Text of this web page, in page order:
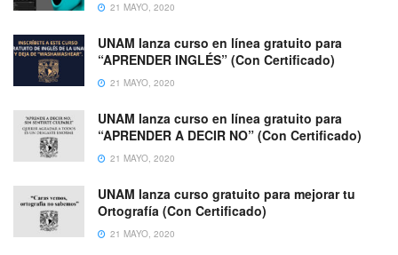
21 MAYO, 2020
UNAM lanza curso en línea gratuito para
“APRENDER INGLÉS” (Con Certificado)
21 MAYO, 2020
UNAM lanza curso en línea gratuito para
“APRENDER A DECIR NO” (Con Certificado)
21 MAYO, 2020
UNAM lanza curso gratuito para mejorar tu
Ortografía (Con Certificado)
21 MAYO, 2020